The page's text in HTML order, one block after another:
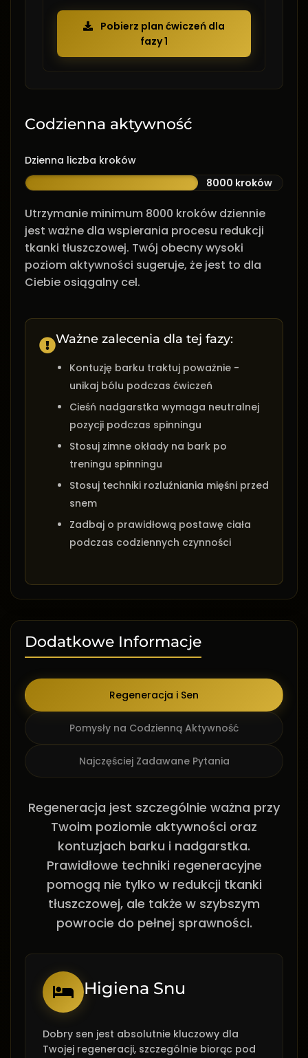
Pobierz plan ćwiczeń dla
fazy 1
Codzienna aktywność
Dzienna liczba kroków
8000 kroków
Utrzymanie minimum 8000 kroków dziennie
jest ważne dla wspierania procesu redukcji
tkanki tłuszczowej. Twój obecny wysoki
poziom aktywności sugeruje, że jest to dla
Ciebie osiągalny cel.
Ważne zalecenia dla tej fazy:
Kontuzję barku traktuj poważnie -
unikaj bólu podczas ćwiczeń
Cieśń nadgarstka wymaga neutralnej
pozycji podczas spinningu
Stosuj zimne okłady na bark po
treningu spinningu
Stosuj techniki rozluźniania mięśni przed
snem
Zadbaj o prawidłową postawę ciała
podczas codziennych czynności
Dodatkowe Informacje
Regeneracja i Sen
Pomysły na Codzienną Aktywność
Najczęściej Zadawane Pytania
Regeneracja jest szczególnie ważna przy
Twoim poziomie aktywności oraz
kontuzjach barku i nadgarstka.
Prawidłowe techniki regeneracyjne
pomogą nie tylko w redukcji tkanki
tłuszczowej, ale także w szybszym
powrocie do pełnej sprawności.
Higiena Snu
Dobry sen jest absolutnie kluczowy dla
Twojej regeneracji, szczególnie biorąc pod